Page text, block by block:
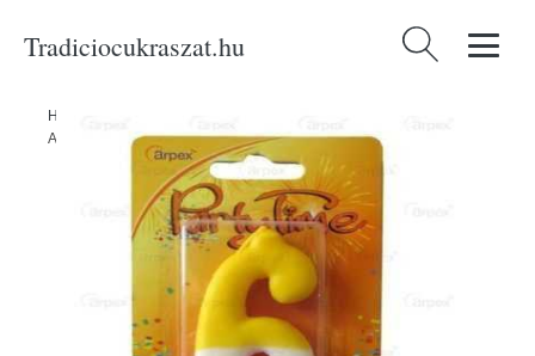
Tradiciocukraszat.hu Keresés:
Home
Arpex